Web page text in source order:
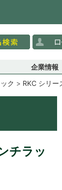
企業情報
ク RKC シリー
チラッ